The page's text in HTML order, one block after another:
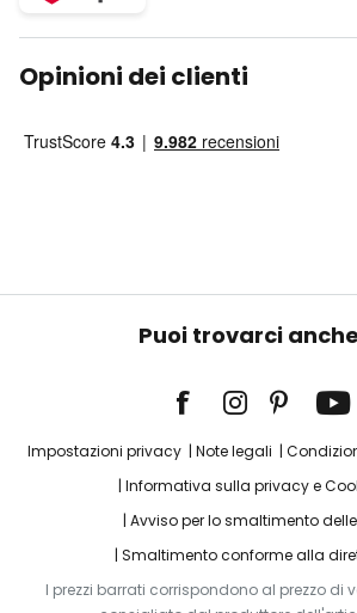
Opinioni dei clienti
Puoi trovarci
Impostazioni privacy Note legali
Informativa sulla privacy e
Avviso per lo smaltimento
Smaltimento conforme alla
I prezzi barrati corrispondono al prezzo di